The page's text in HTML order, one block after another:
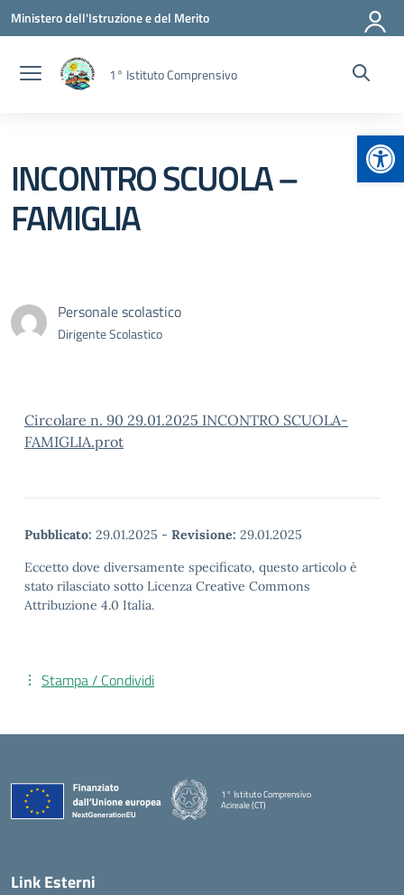
Vai ai contenuti
Vai al menu di navigazione
Vai al footer
Ministero dell'Istruzione e del Merito
1° Istituto Comprensivo
INCONTRO SCUOLA –
FAMIGLIA
Personale scolastico
Dirigente Scolastico
Circolare n. 90 29.01.2025 INCONTRO SCUOLA-
FAMIGLIA.prot
Pubblicato: 29.01.2025 - Revisione: 29.01.2025
Eccetto dove diversamente specificato, questo articolo è
stato rilasciato sotto Licenza Creative Commons
Attribuzione 4.0 Italia.
Stampa / Condividi
1° Istituto Comprensivo
Acireale (CT)
Link Esterni